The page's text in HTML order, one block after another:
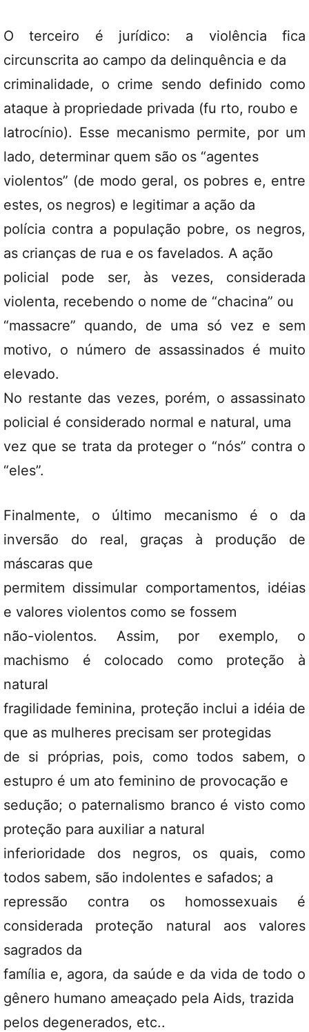
O terceiro é jurídico: a violência fica
circunscrita ao campo da delinquência e da
criminalidade, o crime sendo definido como
ataque à propriedade privada (fu rto, roubo e
latrocínio). Esse mecanismo permite, por um
lado, determinar quem são os “agentes
violentos” (de modo geral, os pobres e, entre
estes, os negros) e legitimar a ação da
polícia contra a população pobre, os negros,
as crianças de rua e os favelados. A ação
policial pode ser, às vezes, considerada
violenta, recebendo o nome de “chacina” ou
“massacre” quando, de uma só vez e sem
motivo, o número de assassinados é muito
elevado.
No restante das vezes, porém, o assassinato
policial é considerado normal e natural, uma
vez que se trata da proteger o “nós” contra o
“eles”.
Finalmente, o último mecanismo é o da
inversão do real, graças à produção de
máscaras que
permitem dissimular comportamentos, idéias
e valores violentos como se fossem
não-violentos. Assim, por exemplo, o
machismo é colocado como proteção à
natural
fragilidade feminina, proteção inclui a idéia de
que as mulheres precisam ser protegidas
de si próprias, pois, como todos sabem, o
estupro é um ato feminino de provocação e
sedução; o paternalismo branco é visto como
proteção para auxiliar a natural
inferioridade dos negros, os quais, como
todos sabem, são indolentes e safados; a
repressão contra os homossexuais é
considerada proteção natural aos valores
sagrados da
família e, agora, da saúde e da vida de todo o
gênero humano ameaçado pela Aids, trazida
pelos degenerados, etc..